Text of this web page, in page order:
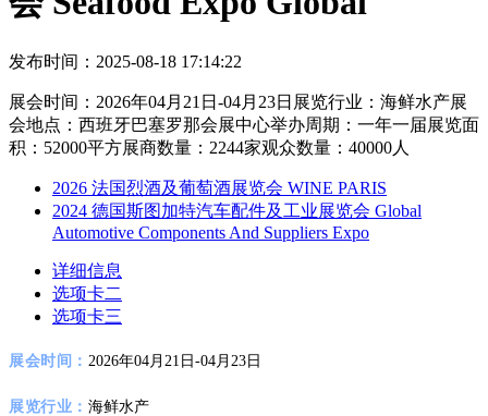
发布时间：2025-08-18 17:14:22
展会时间：2026年04月21日-04月23日展览行业：海鲜水产展
会地点：西班牙巴塞罗那会展中心举办周期：一年一届展览面
积：52000平方展商数量：2244家观众数量：40000人
2026 法国烈酒及葡萄酒展览会 WINE PARIS
2024 德国斯图加特汽车配件及工业展览会 Global
Automotive Components And Suppliers Expo
详细信息
选项卡二
选项卡三
展会时间 ： 2026年04月21日-04月23日
展览行业 ： 海鲜水产